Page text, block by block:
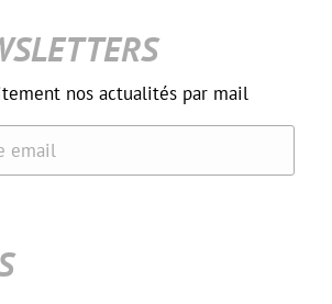
nos actualités par mail
email